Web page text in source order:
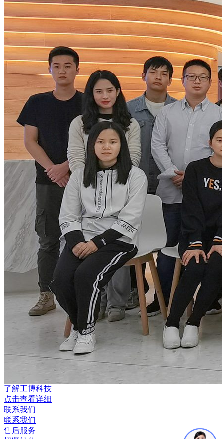
了解工博科技
点击查看详细
联系我们
联系我们
售后服务